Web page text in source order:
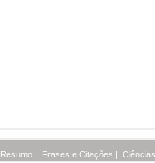
Resumo | Frases e Citações |